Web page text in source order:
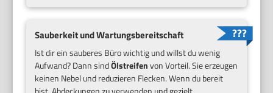
Sauberkeit und Wartungsbereitschaft
Ist dir ein sauberes Büro wichtig und willst du wenig
Aufwand? Dann sindÖlstreifenvon Vorteil. Sie erzeugen
keinen Nebel und reduzieren Flecken. Wenn du bereit